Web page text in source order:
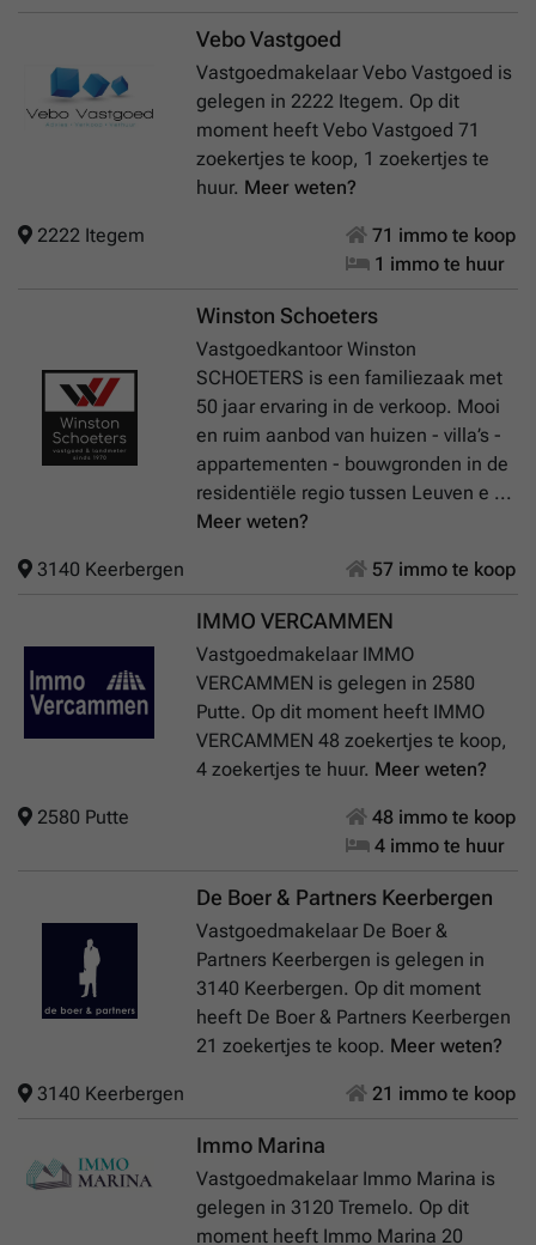
Vebo Vastgoed
Vastgoedmakelaar Vebo Vastgoed is
gelegen in 2222 Itegem. Op dit
moment heeft Vebo Vastgoed 71
zoekertjes te koop, 1 zoekertjes te
huur. Meer weten?
2222 Itegem
71 immo te koop
1 immo te huur
Winston Schoeters
Vastgoedkantoor Winston
SCHOETERS is een familiezaak met
50 jaar ervaring in de verkoop. Mooi
en ruim aanbod van huizen - villa’s -
appartementen - bouwgronden in de
residentiële regio tussen Leuven e ...
Meer weten?
3140 Keerbergen 57 immo te koop
IMMO VERCAMMEN
Vastgoedmakelaar IMMO
VERCAMMEN is gelegen in 2580
Putte. Op dit moment heeft IMMO
VERCAMMEN 48 zoekertjes te koop,
4 zoekertjes te huur. Meer weten?
2580 Putte
48 immo te koop
4 immo te huur
De Boer & Partners Keerbergen
Vastgoedmakelaar De Boer &
Partners Keerbergen is gelegen in
3140 Keerbergen. Op dit moment
heeft De Boer & Partners Keerbergen
21 zoekertjes te koop. Meer weten?
3140 Keerbergen 21 immo te koop
Immo Marina
Vastgoedmakelaar Immo Marina is
gelegen in 3120 Tremelo. Op dit
moment heeft Immo Marina 20